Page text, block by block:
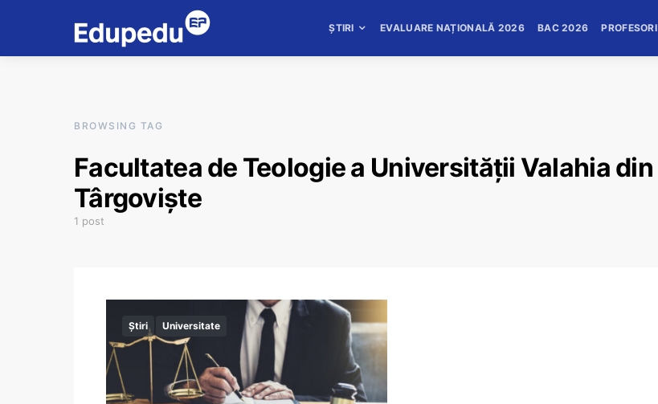
ȘTIRI EVALUARE NAȚIONALĂ 2026 BAC 2026 PROFESORI
BROWSING TAG
Facultatea de Teologie a Universității Valahia din
Târgoviște
1 post
Știri Universitate